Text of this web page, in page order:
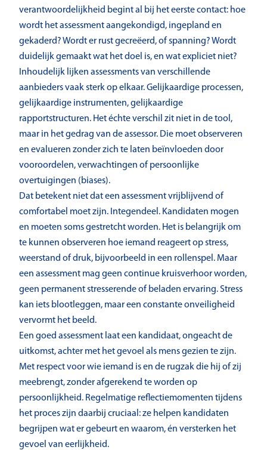
verantwoordelijkheid begint al bij het eerste contact: hoe
wordt het assessment aangekondigd, ingepland en
gekaderd? Wordt er rust gecreëerd, of spanning? Wordt
duidelijk gemaakt wat het doel is, en wat expliciet niet?
Inhoudelijk lijken assessments van verschillende
aanbieders vaak sterk op elkaar. Gelijkaardige processen,
gelijkaardige instrumenten, gelijkaardige
rapportstructuren. Het échte verschil zit niet in de tool,
maar in het gedrag van de assessor. Die moet observeren
en evalueren zonder zich te laten beïnvloeden door
vooroordelen, verwachtingen of persoonlijke
overtuigingen (biases).
Dat betekent niet dat een assessment vrijblijvend of
comfortabel moet zijn. Integendeel. Kandidaten mogen
en moeten soms gestretcht worden. Het is belangrijk om
te kunnen observeren hoe iemand reageert op stress,
weerstand of druk, bijvoorbeeld in een rollenspel. Maar
een assessment mag geen continue kruisverhoor worden,
geen permanent stresserende of beladen ervaring. Stress
kan iets blootleggen, maar een constante onveiligheid
vervormt het beeld.
Een goed assessment laat een kandidaat, ongeacht de
uitkomst, achter met het gevoel als mens gezien te zijn.
Met respect voor wie iemand is en de rugzak die hij of zij
meebrengt, zonder afgerekend te worden op
persoonlijkheid. Regelmatige reflectiemomenten tijdens
het proces zijn daarbij cruciaal: ze helpen kandidaten
begrijpen wat er gebeurt en waarom, én versterken het
gevoel van eerlijkheid.